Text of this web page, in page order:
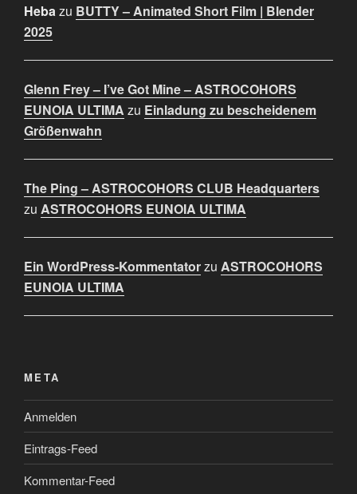
Hebazu BUTTY – Animated Short Film | Blender
2025
Glenn Frey – I’ve Got Mine – ASTROCOHORS
EUNOIA ULTIMA zu Einladung zu bescheidenem
Größenwahn
The Ping – ASTROCOHORS CLUB Headquarters
zu ASTROCOHORS EUNOIA ULTIMA
Ein WordPress-Kommentatorzu ASTROCOHORS
EUNOIA ULTIMA
META
Anmelden
Eintrags-Feed
Kommentar-Feed